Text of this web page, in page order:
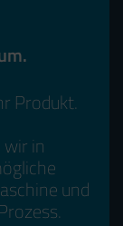
Produkt.
in
und